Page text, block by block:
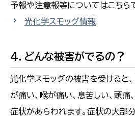
予報や注意報等についてはこちら
光化学スモッグ情報
4．どんな被害がでるの？
光化学スモッグの被害を受けると、
が痛い、喉が痛い、息苦しい、頭痛
症状があらわれます。症状の大部